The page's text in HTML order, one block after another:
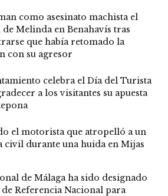
como asesinato machista el
Melinda en Benahavís tras
que había retomado la
con su agresor
celebra el Día del Turista
a los visitantes su apuesta
el motorista que atropelló a un
civil durante una huida en Mijas
de Málaga ha sido designado
Referencia Nacional para